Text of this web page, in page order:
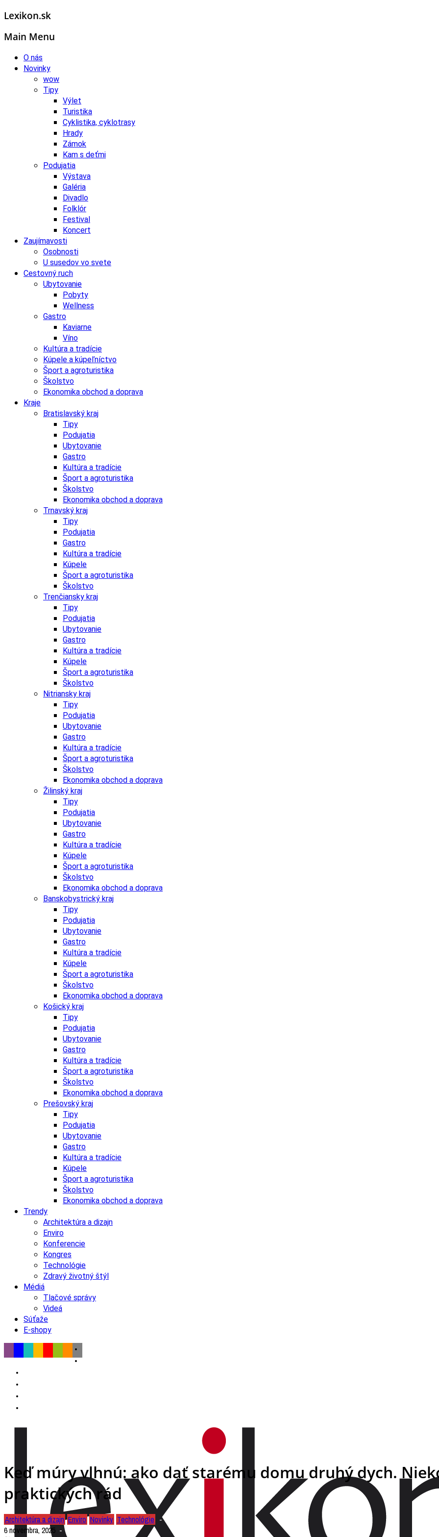
Lexikon.sk
Main Menu
O nás
Novinky
wow
Tipy
Výlet
Turistika
Cyklistika, cyklotrasy
Hrady
Zámok
Kam s deťmi
Podujatia
Výstava
Galéria
Divadlo
Folklór
Festival
Koncert
Zaujímavosti
Osobnosti
U susedov vo svete
Cestovný ruch
Ubytovanie
Pobyty
Wellness
Gastro
Kaviarne
Víno
Kultúra a tradície
Kúpele a kúpeľníctvo
Šport a agroturistika
Školstvo
Ekonomika obchod a doprava
Kraje
Bratislavský kraj
Tipy
Podujatia
Ubytovanie
Gastro
Kultúra a tradície
Šport a agroturistika
Školstvo
Ekonomika obchod a doprava
Trnavský kraj
Tipy
Podujatia
Gastro
Kultúra a tradície
Kúpele
Šport a agroturistika
Školstvo
Trenčiansky kraj
Tipy
Podujatia
Ubytovanie
Gastro
Kultúra a tradície
Kúpele
Šport a agroturistika
Školstvo
Nitriansky kraj
Tipy
Podujatia
Ubytovanie
Gastro
Kultúra a tradície
Šport a agroturistika
Školstvo
Ekonomika obchod a doprava
Žilinský kraj
Tipy
Podujatia
Ubytovanie
Gastro
Kultúra a tradície
Kúpele
Šport a agroturistika
Školstvo
Ekonomika obchod a doprava
Banskobystrický kraj
Tipy
Podujatia
Ubytovanie
Gastro
Kultúra a tradície
Kúpele
Šport a agroturistika
Školstvo
Ekonomika obchod a doprava
Košický kraj
Tipy
Podujatia
Ubytovanie
Gastro
Kultúra a tradície
Šport a agroturistika
Školstvo
Ekonomika obchod a doprava
Prešovský kraj
Tipy
Podujatia
Ubytovanie
Gastro
Kultúra a tradície
Kúpele
Šport a agroturistika
Školstvo
Ekonomika obchod a doprava
Trendy
Architektúra a dizajn
Enviro
Konferencie
Kongres
Technológie
Zdravý životný štýl
Médiá
Tlačové správy
Videá
Súťaže
E-shopy
Keď múry vlhnú: ako dať starému domu druhý dych.
praktických rád
Architektúra a dizajn Enviro Novinky Technológie
6 novembra, 2025